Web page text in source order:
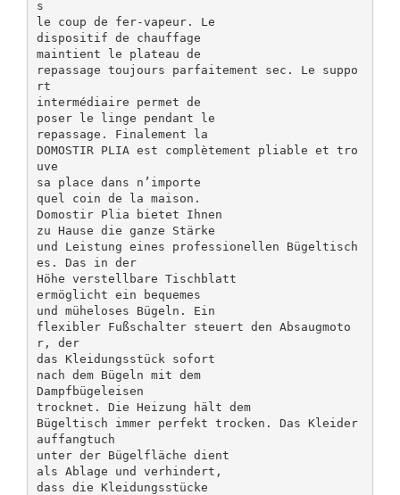
s
le coup de fer-vapeur. Le
dispositif de chauffage
maintient le plateau de
repassage toujours parfaitement sec. Le suppo
rt
intermédiaire permet de
poser le linge pendant le
repassage. Finalement la
DOMOSTIR PLIA est complètement pliable et tro
uve
sa place dans n’importe
quel coin de la maison.
Domostir Plia bietet Ihnen
zu Hause die ganze Stärke
und Leistung eines professionellen Bügeltisch
es. Das in der
Höhe verstellbare Tischblatt
ermöglicht ein bequemes
und müheloses Bügeln. Ein
flexibler Fußschalter steuert den Absaugmoto
r, der
das Kleidungsstück sofort
nach dem Bügeln mit dem
Dampfbügeleisen
trocknet. Die Heizung hält dem
Bügeltisch immer perfekt trocken. Das Kleider
auffangtuch
unter der Bügelfläche dient
als Ablage und verhindert,
dass die Kleidungsstücke